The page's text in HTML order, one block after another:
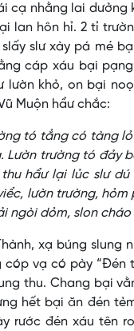
cạ nhằng lai
lan hôn hỉ. 2 tỉ
slư xày pá mé
cáp xáu bại
lườn khỏ, on bại
Muộn hẩư chắc:
tó tẳng có tàng
Lườn trường tó đảy
thu hẩư lại lủc slư
lườn trường,
ngòi dỏm, slon
xạ búng slung
cóp vạ có pày “Đén
thu. Chang bại
hết bại ăn đén
rước đén xáu tên